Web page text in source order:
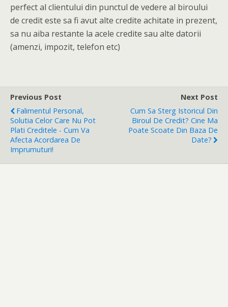
perfect al clientului din punctul de vedere al biroului
de credit este sa fi avut alte credite achitate in prezent,
sa nu aiba restante la acele credite sau alte datorii
(amenzi, impozit, telefon etc)
Previous Post
Falimentul Personal,
Solutia Celor Care Nu Pot
Plati Creditele - Cum Va
Afecta Acordarea De
Imprumuturi!
Next Post
Cum Sa Sterg Istoricul Din
Biroul De Credit? Cine Ma
Poate Scoate Din Baza De
Date?